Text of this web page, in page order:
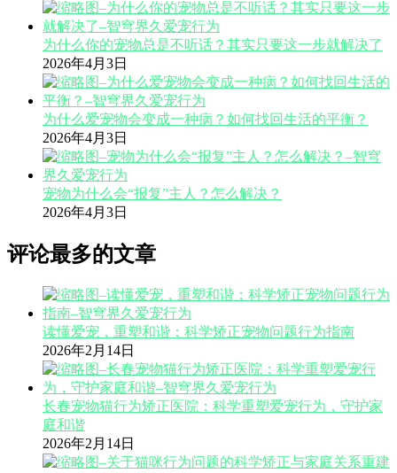
为什么你的宠物总是不听话？其实只要这一步就解决了
2026年4月3日
为什么爱宠物会变成一种病？如何找回生活的平衡？
2026年4月3日
宠物为什么会“报复”主人？怎么解决？
2026年4月3日
评论最多的文章
读懂爱宠，重塑和谐：科学矫正宠物问题行为指南
2026年2月14日
长春宠物猫行为矫正医院：科学重塑爱宠行为，守护家
庭和谐
2026年2月14日